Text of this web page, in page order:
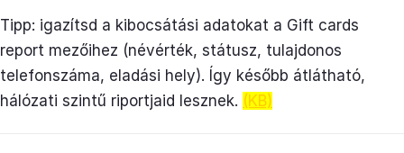
Tipp: igazítsd a kibocsátási adatokat a Gift cards
report mezőihez (névérték, státusz, tulajdonos
telefonszáma, eladási hely). Így később átlátható,
hálózati szintű riportjaid lesznek. (KB)